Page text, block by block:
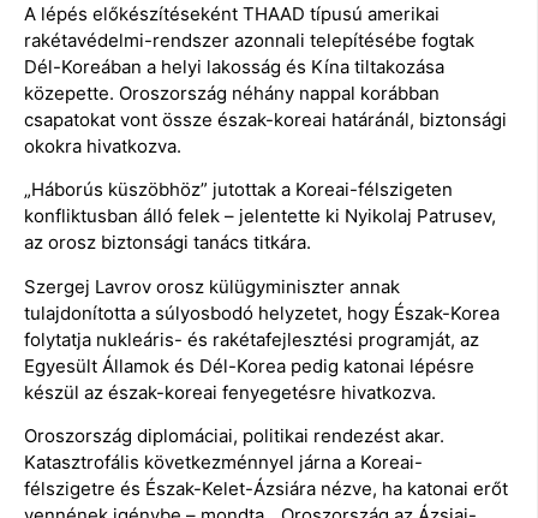
A lépés előkészítéseként THAAD típusú amerikai
rakétavédelmi-rendszer azonnali telepítésébe fogtak
Dél-Koreában a helyi lakosság és Kína tiltakozása
közepette. Oroszország néhány nappal korábban
csapatokat vont össze észak-koreai határánál, biztonsági
okokra hivatkozva.
„Háborús küszöbhöz” jutottak a Koreai-félszigeten
konfliktusban álló felek – jelentette ki Nyikolaj Patrusev,
az orosz biztonsági tanács titkára.
Szergej Lavrov orosz külügyminiszter annak
tulajdonította a súlyosbodó helyzetet, hogy Észak-Korea
folytatja nukleáris- és rakétafejlesztési programját, az
Egyesült Államok és Dél-Korea pedig katonai lépésre
készül az észak-koreai fenyegetésre hivatkozva.
Oroszország diplomáciai, politikai rendezést akar.
Katasztrofális következménnyel járna a Koreai-
félszigetre és Észak-Kelet-Ázsiára nézve, ha katonai erőt